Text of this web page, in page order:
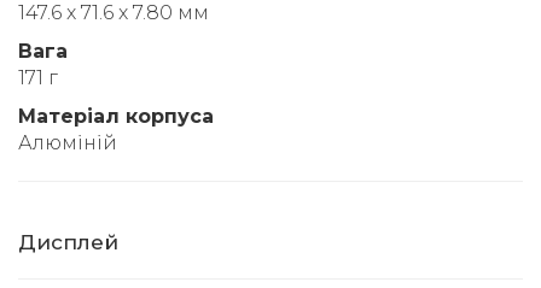
147.6 x 71.6 x 7.80 мм
Вага
171 г
Матеріал корпуса
Алюміній
Дисплей